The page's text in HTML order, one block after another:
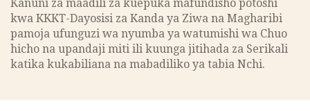
Kanuni za maadili za kuepuka mafundisho potoshi
kwa KKKT-Dayosisi za Kanda ya Ziwa na Magharibi
pamoja ufunguzi wa nyumba ya watumishi wa Chuo
hicho na upandaji miti ili kuunga jitihada za Serikali
katika kukabiliana na mabadiliko ya tabia Nchi.